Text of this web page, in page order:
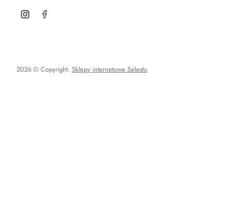
2026 © Copyright. Sklepy internetowe Selesto